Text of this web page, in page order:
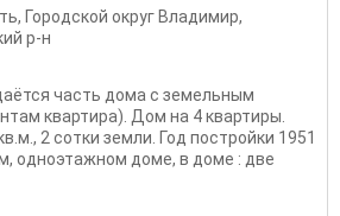
, Городской округ Владимир,
р-н
часть дома с земельным
квартира). Дом на 4 квартиры.
2 сотки земли. Год постройки 1951
одноэтажном доме, в доме : две